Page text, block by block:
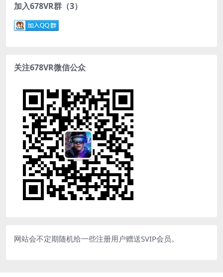
加入678VR群（3）
关注678VR微信公众
网站会不定期随机给一些注册用户赠送SVIP会员。